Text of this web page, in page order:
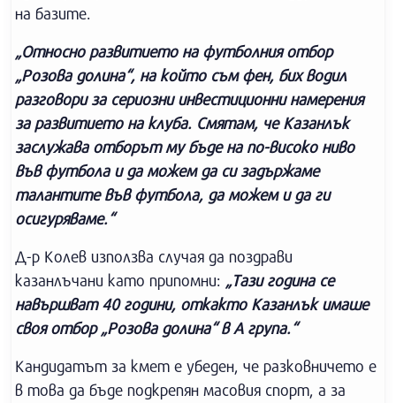
на базите.
„Относно развитието на футболния отбор
„Розова долина“, на който съм фен, бих водил
разговори за сериозни инвестиционни намерения
за развитието на клуба. Смятам, че Казанлък
заслужава отборът му бъде на по-високо ниво
във футбола и да можем да си задържаме
талантите във футбола, да можем и да ги
осигуряваме.“
Д-р Колев използва случая да поздрави
казанлъчани като припомни: „Тази година се
навършват 40 години, откакто Казанлък имаше
своя отбор „Розова долина“ в А група.“
Кандидатът за кмет е убеден, че разковничето е
в това да бъде подкрепян масовия спорт, а за